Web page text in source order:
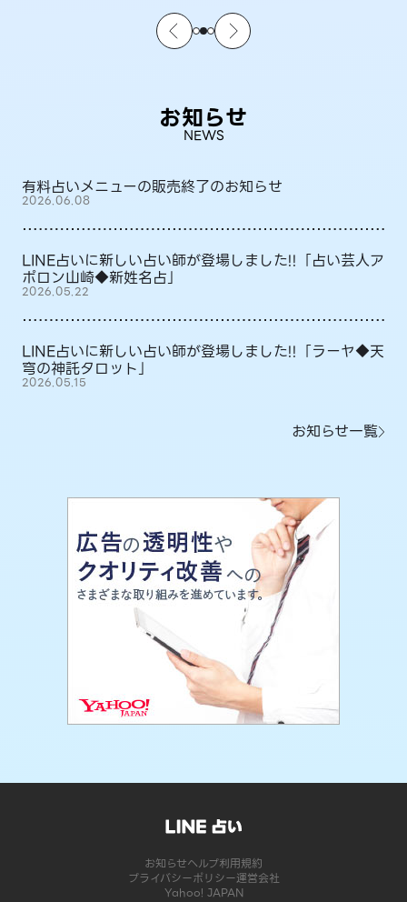
お知らせ
NEWS
有料占いメニューの販売終了のお知らせ
2026.06.08
LINE占いに新しい占い師が登場しました!!「占い芸人ア
ポロン山崎◆新姓名占」
2026.05.22
LINE占いに新しい占い師が登場しました!!「ラーヤ◆天
穹の神託タロット」
2026.05.15
お知らせ一覧
お知らせヘルプ利用規約
プライバシーポリシー運営会社
Yahoo! JAPAN